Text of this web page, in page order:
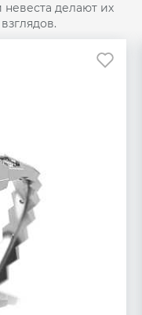
делают их